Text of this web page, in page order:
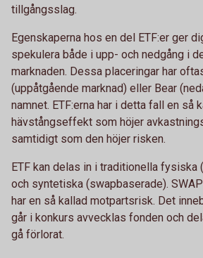
tillgångsslag.
Egenskaperna hos en del ETF:er ger
spekulera både i upp- och nedgång i
marknaden. Dessa placeringar har
(uppåtgående marknad) eller Bear
namnet. ETF:erna har i detta fall en så
hävstångseffekt som höjer
samtidigt som den höjer risken.
ETF kan delas in i traditionella fysiska
och syntetiska (swapbaserade).
har en så kallad motpartsrisk. Det
går i konkurs avvecklas fonden och
gå förlorat.